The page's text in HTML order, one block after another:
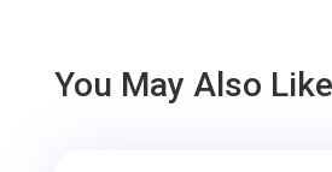
You May Also